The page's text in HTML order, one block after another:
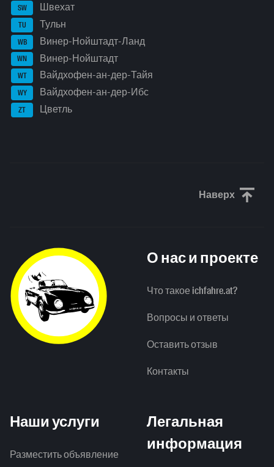
SW Швехат
TU Тульн
WB Винер-Нойштадт-Ланд
WN Винер-Нойштадт
WT Вайдхофен-ан-дер-Тайя
WY Вайдхофен-ан-дер-Ибс
ZT Цветль
Наверх
О нас и проекте
Что такое ichfahre.at?
Вопросы и ответы
Оставить отзыв
Контакты
Наши услуги
Разместить объявление
Легальная
информация